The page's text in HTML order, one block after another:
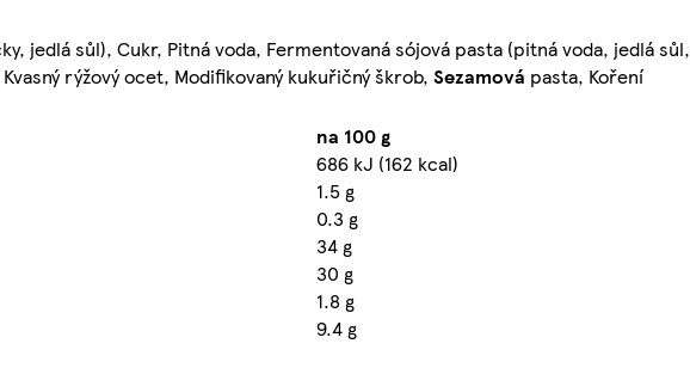
jedlá sůl), Cukr, Pitná voda, Fermentovaná sójová pasta (pitná voda, jedlá sůl,
rýžový ocet, Modifikovaný kukuřičný škrob, Sezamová pasta, Koření
na 100 g
686 kJ (162 kcal)
1.5 g
0.3 g
34 g
30 g
1.8 g
9.4 g